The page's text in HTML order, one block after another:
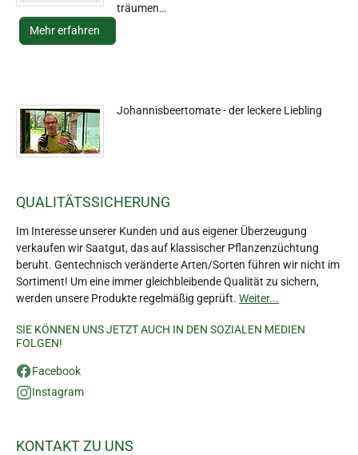
träumen…
Mehr erfahren
Johannisbeertomate - der leckere Liebling
QUALITÄTSSICHERUNG
Im Interesse unserer Kunden und aus eigener Überzeugung
verkaufen wir Saatgut, das auf klassischer Pflanzenzüchtung
beruht. Gentechnisch veränderte Arten/Sorten führen wir nicht im
Sortiment! Um eine immer gleichbleibende Qualität zu sichern,
werden unsere Produkte regelmäßig geprüft. Weiter...
SIE KÖNNEN UNS JETZT AUCH IN DEN SOZIALEN MEDIEN
FOLGEN!
Facebook
Instagram
KONTAKT ZU UNS